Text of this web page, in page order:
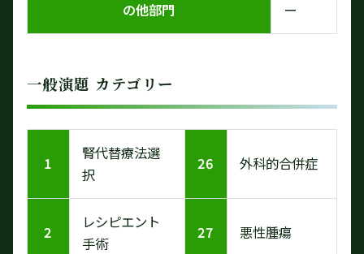
の他部門 ー
一般演題 カテゴリー
1
腎代替療法選
択
26 外科的合併症
2
レシピエント
手術
27 悪性腫瘍